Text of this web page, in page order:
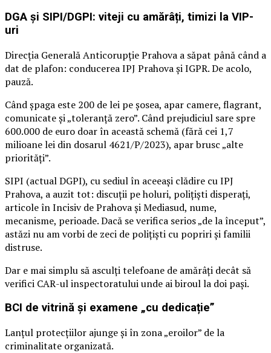
DGA și SIPI/DGPI: viteji cu amărâți, timizi la VIP-
uri
Direcția Generală Anticorupție Prahova a săpat până când a
dat de plafon: conducerea IPJ Prahova și IGPR. De acolo,
pauză.
Când șpaga este 200 de lei pe șosea, apar camere, flagrant,
comunicate și „toleranță zero”. Când prejudiciul sare spre
600.000 de euro doar în această schemă (fără cei 1,7
milioane lei din dosarul 4621/P/2023), apar brusc „alte
priorități”.
SIPI (actual DGPI), cu sediul în aceeași clădire cu IPJ
Prahova, a auzit tot: discuții pe holuri, polițiști disperați,
articole în Incisiv de Prahova și Mediasud, nume,
mecanisme, perioade. Dacă se verifica serios „de la început”,
astăzi nu am vorbi de zeci de polițiști cu popriri și familii
distruse.
Dar e mai simplu să asculți telefoane de amărâți decât să
verifici CAR-ul inspectoratului unde ai biroul la doi pași.
BCI de vitrină și examene „cu dedicație”
Lanțul protecțiilor ajunge și în zona „eroilor” de la
criminalitate organizată.